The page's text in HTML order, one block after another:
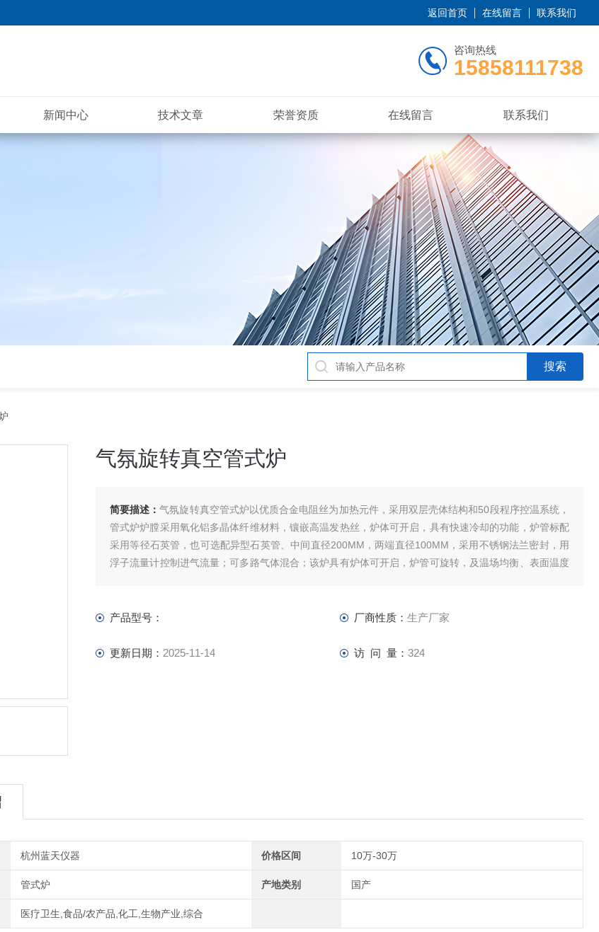
返回首页 在线留言 联系我们
咨询热线
15858111738
新闻中心 技术文章 荣誉资质 在线留言 联系我们
气氛旋转真空管式炉
简要描述：气氛旋转真空管式炉以优质合金电阻丝为加热元件，采用双层壳体结构和50段程序控温系统，
管式炉炉膛采用氧化铝多晶体纤维材料，镶嵌高温发热丝，炉体可开启，具有快速冷却的功能，炉管标配
采用等径石英管，也可选配异型石英管、中间直径200MM，两端直径100MM，采用不锈钢法兰密封，用
浮子流量计控制进气流量；可多路气体混合；该炉具有炉体可开启，炉管可旋转，及温场均衡、表面温度
产品型号： 厂商性质： 生产厂家
更新日期： 2025-11-14 访 问 量： 324
杭州蓝天仪器 价格区间 10万-30万
管式炉 产地类别 国产
医疗卫生,食品/农产品,化工,生物产业,综合